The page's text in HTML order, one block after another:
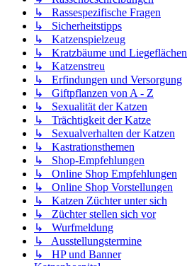
↳ Rassespezifische Fragen
↳ Sicherheitstipps
↳ Katzenspielzeug
↳ Kratzbäume und Liegeflächen
↳ Katzenstreu
↳ Erfindungen und Versorgung
↳ Giftpflanzen von A - Z
↳ Sexualität der Katzen
↳ Trächtigkeit der Katze
↳ Sexualverhalten der Katzen
↳ Kastrationsthemen
↳ Shop-Empfehlungen
↳ Online Shop Empfehlungen
↳ Online Shop Vorstellungen
↳ Katzen Züchter unter sich
↳ Züchter stellen sich vor
↳ Wurfmeldung
↳ Ausstellungstermine
↳ HP und Banner